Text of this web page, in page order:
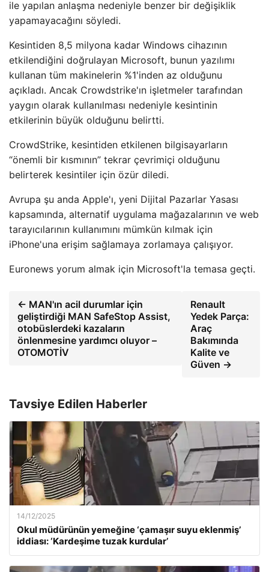
ile yapılan anlaşma nedeniyle benzer bir değişiklik
yapamayacağını söyledi.
Kesintiden 8,5 milyona kadar Windows cihazının
etkilendiğini doğrulayan Microsoft, bunun yazılımı
kullanan tüm makinelerin %1'inden az olduğunu
açıkladı. Ancak Crowdstrike'ın işletmeler tarafından
yaygın olarak kullanılması nedeniyle kesintinin
etkilerinin büyük olduğunu belirtti.
CrowdStrike, kesintiden etkilenen bilgisayarların
“önemli bir kısmının” tekrar çevrimiçi olduğunu
belirterek kesintiler için özür diledi.
Avrupa şu anda Apple'ı, yeni Dijital Pazarlar Yasası
kapsamında, alternatif uygulama mağazalarının ve web
tarayıcılarının kullanımını mümkün kılmak için
iPhone'una erişim sağlamaya zorlamaya çalışıyor.
Euronews yorum almak için Microsoft'la temasa geçti.
← MAN'ın acil durumlar için
geliştirdiği MAN SafeStop Assist,
otobüslerdeki kazaların
önlenmesine yardımcı oluyor –
OTOMOTİV
Renault
Yedek Parça:
Araç
Bakımında
Kalite ve
Güven →
Tavsiye Edilen Haberler
14/12/2025
Okul müdürünün yemeğine ‘çamaşır suyu eklenmiş’
iddiası: ‘Kardeşime tuzak kurdular’